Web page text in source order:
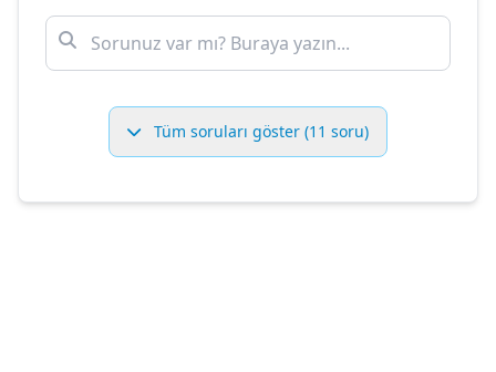
Tüm soruları göster (11 soru)